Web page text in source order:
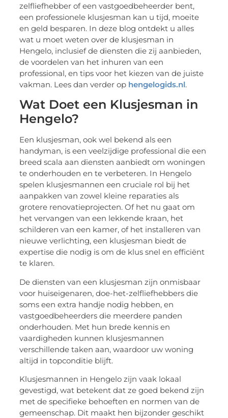
zelfliefhebber of een vastgoedbeheerder bent,
een professionele klusjesman kan u tijd, moeite
en geld besparen. In deze blog ontdekt u alles
wat u moet weten over de klusjesman in
Hengelo, inclusief de diensten die zij aanbieden,
de voordelen van het inhuren van een
professional, en tips voor het kiezen van de juiste
vakman. Lees dan verder op hengelogids.nl.
Wat Doet een Klusjesman in
Hengelo?
Een klusjesman, ook wel bekend als een
handyman, is een veelzijdige professional die een
breed scala aan diensten aanbiedt om woningen
te onderhouden en te verbeteren. In Hengelo
spelen klusjesmannen een cruciale rol bij het
aanpakken van zowel kleine reparaties als
grotere renovatieprojecten. Of het nu gaat om
het vervangen van een lekkende kraan, het
schilderen van een kamer, of het installeren van
nieuwe verlichting, een klusjesman biedt de
expertise die nodig is om de klus snel en efficiënt
te klaren.
De diensten van een klusjesman zijn onmisbaar
voor huiseigenaren, doe-het-zelfliefhebbers die
soms een extra handje nodig hebben, en
vastgoedbeheerders die meerdere panden
onderhouden. Met hun brede kennis en
vaardigheden kunnen klusjesmannen
verschillende taken aan, waardoor uw woning
altijd in topconditie blijft.
Klusjesmannen in Hengelo zijn vaak lokaal
gevestigd, wat betekent dat ze goed bekend zijn
met de specifieke behoeften en normen van de
gemeenschap. Dit maakt hen bijzonder geschikt